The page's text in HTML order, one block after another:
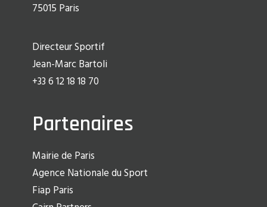
75015 Paris
Directeur Sportif
Jean-Marc Bartoli
+33 6 12 18 18 70
Partenaires
Mairie de Paris
Agence Nationale du Sport
Fiap Paris